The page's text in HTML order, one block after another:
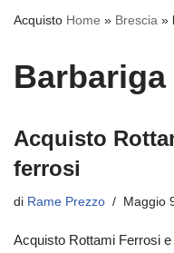
Acquisto Home » Brescia »
Barbariga
Acquisto
ferrosi
di Rame Prezzo Maggio
Acquisto Rottami Ferrosi